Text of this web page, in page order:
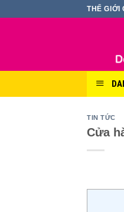
THẾ GIỚI
TIN TỨC
Cửa